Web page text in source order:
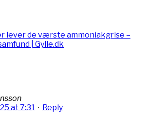
lever de værste ammoniakgrise –
| Gylle.dk
at 7:31 · Reply